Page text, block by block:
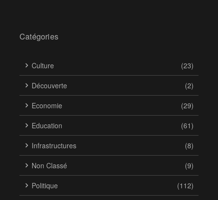
Catégories
Culture (23)
Découverte (2)
Economie (29)
Education (61)
Infrastructures (8)
Non Classé (9)
Politique (112)